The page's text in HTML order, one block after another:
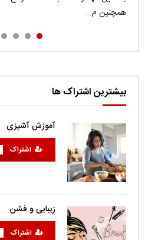
همچنین م...
euismod nunc volutp...
راحتی...
sodales diam. Cras quis met...
بیشترین اشتراک ها
آموزش آشپزی
اشتراک
زیبایی و فشن
اشتراک